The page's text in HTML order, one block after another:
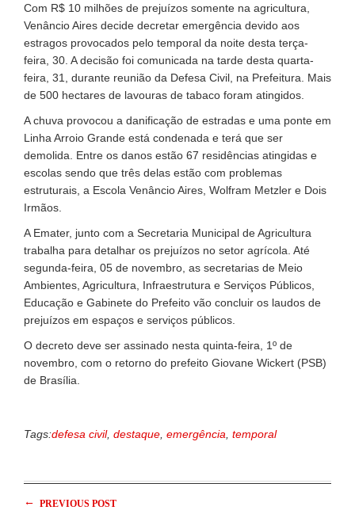
Com R$ 10 milhões de prejuízos somente na agricultura,
Venâncio Aires decide decretar emergência devido aos
estragos provocados pelo temporal da noite desta terça-
feira, 30. A decisão foi comunicada na tarde desta quarta-
feira, 31, durante reunião da Defesa Civil, na Prefeitura. Mais
de 500 hectares de lavouras de tabaco foram atingidos.
A chuva provocou a danificação de estradas e uma ponte em
Linha Arroio Grande está condenada e terá que ser
demolida. Entre os danos estão 67 residências atingidas e
escolas sendo que três delas estão com problemas
estruturais, a Escola Venâncio Aires, Wolfram Metzler e Dois
Irmãos.
A Emater, junto com a Secretaria Municipal de Agricultura
trabalha para detalhar os prejuízos no setor agrícola. Até
segunda-feira, 05 de novembro, as secretarias de Meio
Ambientes, Agricultura, Infraestrutura e Serviços Públicos,
Educação e Gabinete do Prefeito vão concluir os laudos de
prejuízos em espaços e serviços públicos.
O decreto deve ser assinado nesta quinta-feira, 1º de
novembro, com o retorno do prefeito Giovane Wickert (PSB)
de Brasília.
Tags:defesa civil, destaque, emergência, temporal
← PREVIOUS POST